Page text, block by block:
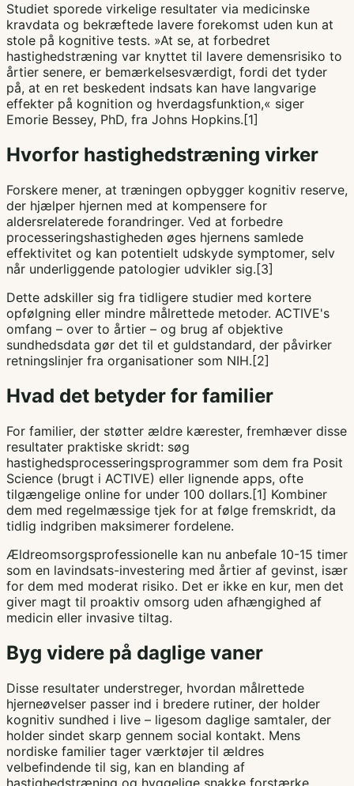
Studiet sporede virkelige resultater via medicinske
kravdata og bekræftede lavere forekomst uden kun at
stole på kognitive tests. »At se, at forbedret
hastighedstræning var knyttet til lavere demensrisiko to
årtier senere, er bemærkelsesværdigt, fordi det tyder
på, at en ret beskedent indsats kan have langvarige
effekter på kognition og hverdagsfunktion,« siger
Emorie Bessey, PhD, fra Johns Hopkins.[1]
Hvorfor hastighedstræning virker
Forskere mener, at træningen opbygger kognitiv reserve,
der hjælper hjernen med at kompensere for
aldersrelaterede forandringer. Ved at forbedre
processeringshastigheden øges hjernens samlede
effektivitet og kan potentielt udskyde symptomer, selv
når underliggende patologier udvikler sig.[3]
Dette adskiller sig fra tidligere studier med kortere
opfølgning eller mindre målrettede metoder. ACTIVE's
omfang – over to årtier – og brug af objektive
sundhedsdata gør det til et guldstandard, der påvirker
retningslinjer fra organisationer som NIH.[2]
Hvad det betyder for familier
For familier, der støtter ældre kærester, fremhæver disse
resultater praktiske skridt: søg
hastighedsprocesseringsprogrammer som dem fra Posit
Science (brugt i ACTIVE) eller lignende apps, ofte
tilgængelige online for under 100 dollars.[1] Kombiner
dem med regelmæssige tjek for at følge fremskridt, da
tidlig indgriben maksimerer fordelene.
Ældreomsorgsprofessionelle kan nu anbefale 10-15 timer
som en lavindsats-investering med årtier af gevinst, især
for dem med moderat risiko. Det er ikke en kur, men det
giver magt til proaktiv omsorg uden afhængighed af
medicin eller invasive tiltag.
Byg videre på daglige vaner
Disse resultater understreger, hvordan målrettede
hjerneøvelser passer ind i bredere rutiner, der holder
kognitiv sundhed i live – ligesom daglige samtaler, der
holder sindet skarp gennem social kontakt. Mens
nordiske familier tager værktøjer til ældres
velbefindende til sig, kan en blanding af
hastighedstræning og hyggelige snakke forstærke